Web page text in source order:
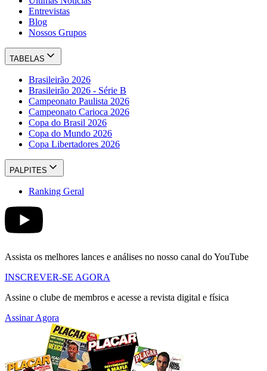
Entrevistas
Blog
Nossos Grupos
TABELAS
Brasileirão 2026
Brasileirão 2026 - Série B
Campeonato Paulista 2026
Campeonato Carioca 2026
Copa do Brasil 2026
Copa do Mundo 2026
Copa Libertadores 2026
PALPITES
Ranking Geral
Assista os melhores lances e análises no nosso canal do YouTube
INSCREVER-SE AGORA
Assine o clube de membros e acesse a revista digital e física
Assinar Agora